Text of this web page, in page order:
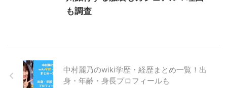
も調査
中村麗乃のwiki学歴・経歴まとめ一覧！出
身・年齢・身長プロフィールも